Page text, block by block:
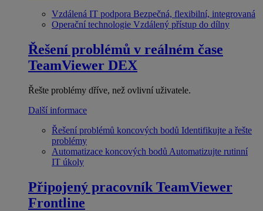
Vzdálená IT podpora Bezpečná, flexibilní, integrovaná
Operační technologie Vzdálený přístup do dílny
Řešení problémů v reálném čase
TeamViewer DEX
Řešte problémy dříve, než ovlivní uživatele.
Další informace
Řešení problémů koncových bodů Identifikujte a řešte
problémy
Automatizace koncových bodů Automatizujte rutinní
IT úkoly
Připojený pracovník TeamViewer
Frontline